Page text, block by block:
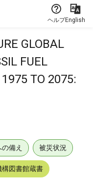
ヘルプEnglish
GLOBAL
FUEL
TO 2075:
備え 被災状況
構図書館蔵書